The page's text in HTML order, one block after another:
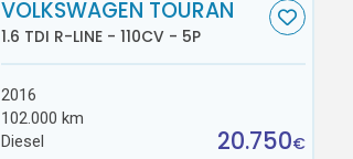
VOLKSWAGEN TOURAN
1.6 TDI R-LINE - 110CV - 5P
2016
102.000 km
Diesel
20.750€